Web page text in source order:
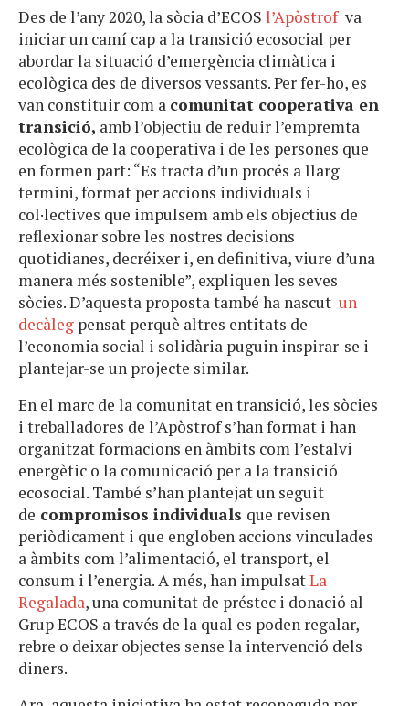
Des de l’any 2020, la sòcia d’ECOS l’Apòstrof va
iniciar un camí cap a la transició ecosocial per
abordar la situació d’emergència climàtica i
ecològica des de diversos vessants. Per fer-ho, es
van constituir com a comunitat cooperativa en
transició, amb l’objectiu de reduir l’empremta
ecològica de la cooperativa i de les persones que
en formen part: “Es tracta d’un procés a llarg
termini, format per accions individuals i
col·lectives que impulsem amb els objectius de
reflexionar sobre les nostres decisions
quotidianes, decréixer i, en definitiva, viure d’una
manera més sostenible”, expliquen les seves
sòcies. D’aquesta proposta també ha nascut un
decàleg pensat perquè altres entitats de
l’economia social i solidària puguin inspirar-se i
plantejar-se un projecte similar.
En el marc de la comunitat en transició, les sòcies
i treballadores de l’Apòstrof s’han format i han
organitzat formacions en àmbits com l’estalvi
energètic o la comunicació per a la transició
ecosocial. També s’han plantejat un seguit
de compromisos individuals que revisen
periòdicament i que engloben accions vinculades
a àmbits com l’alimentació, el transport, el
consum i l’energia. A més, han impulsatLa
Regalada, una comunitat de préstec i donació al
Grup ECOS a través de la qual es poden regalar,
rebre o deixar objectes sense la intervenció dels
diners.